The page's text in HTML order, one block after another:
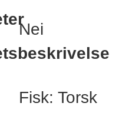
Nei
Fisk: Torsk